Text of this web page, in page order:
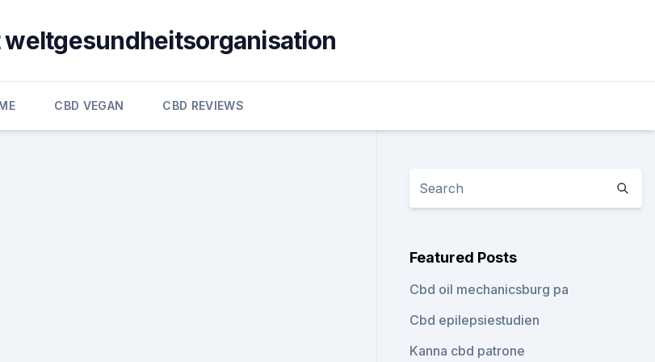
CBD VEGAN CBD REVIEWS
Featured Posts
Cbd oil mechanicsburg pa
Cbd epilepsiestudien
Kanna cbd patrone